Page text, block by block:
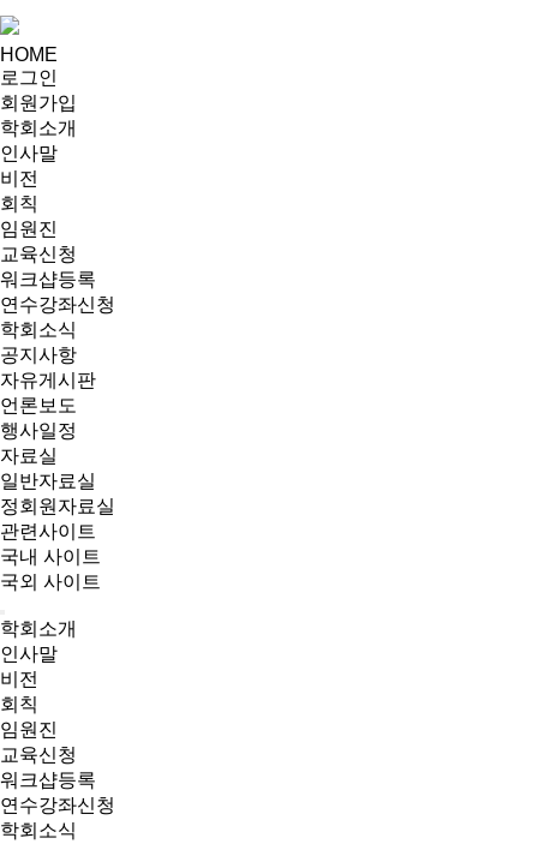
HOME
로그인
회원가입
학회소개
인사말
비전
회칙
임원진
교육신청
워크샵등록
연수강좌신청
학회소식
공지사항
자유게시판
언론보도
행사일정
자료실
일반자료실
정회원자료실
관련사이트
국내 사이트
국외 사이트
학회소개
인사말
비전
회칙
임원진
교육신청
워크샵등록
연수강좌신청
학회소식